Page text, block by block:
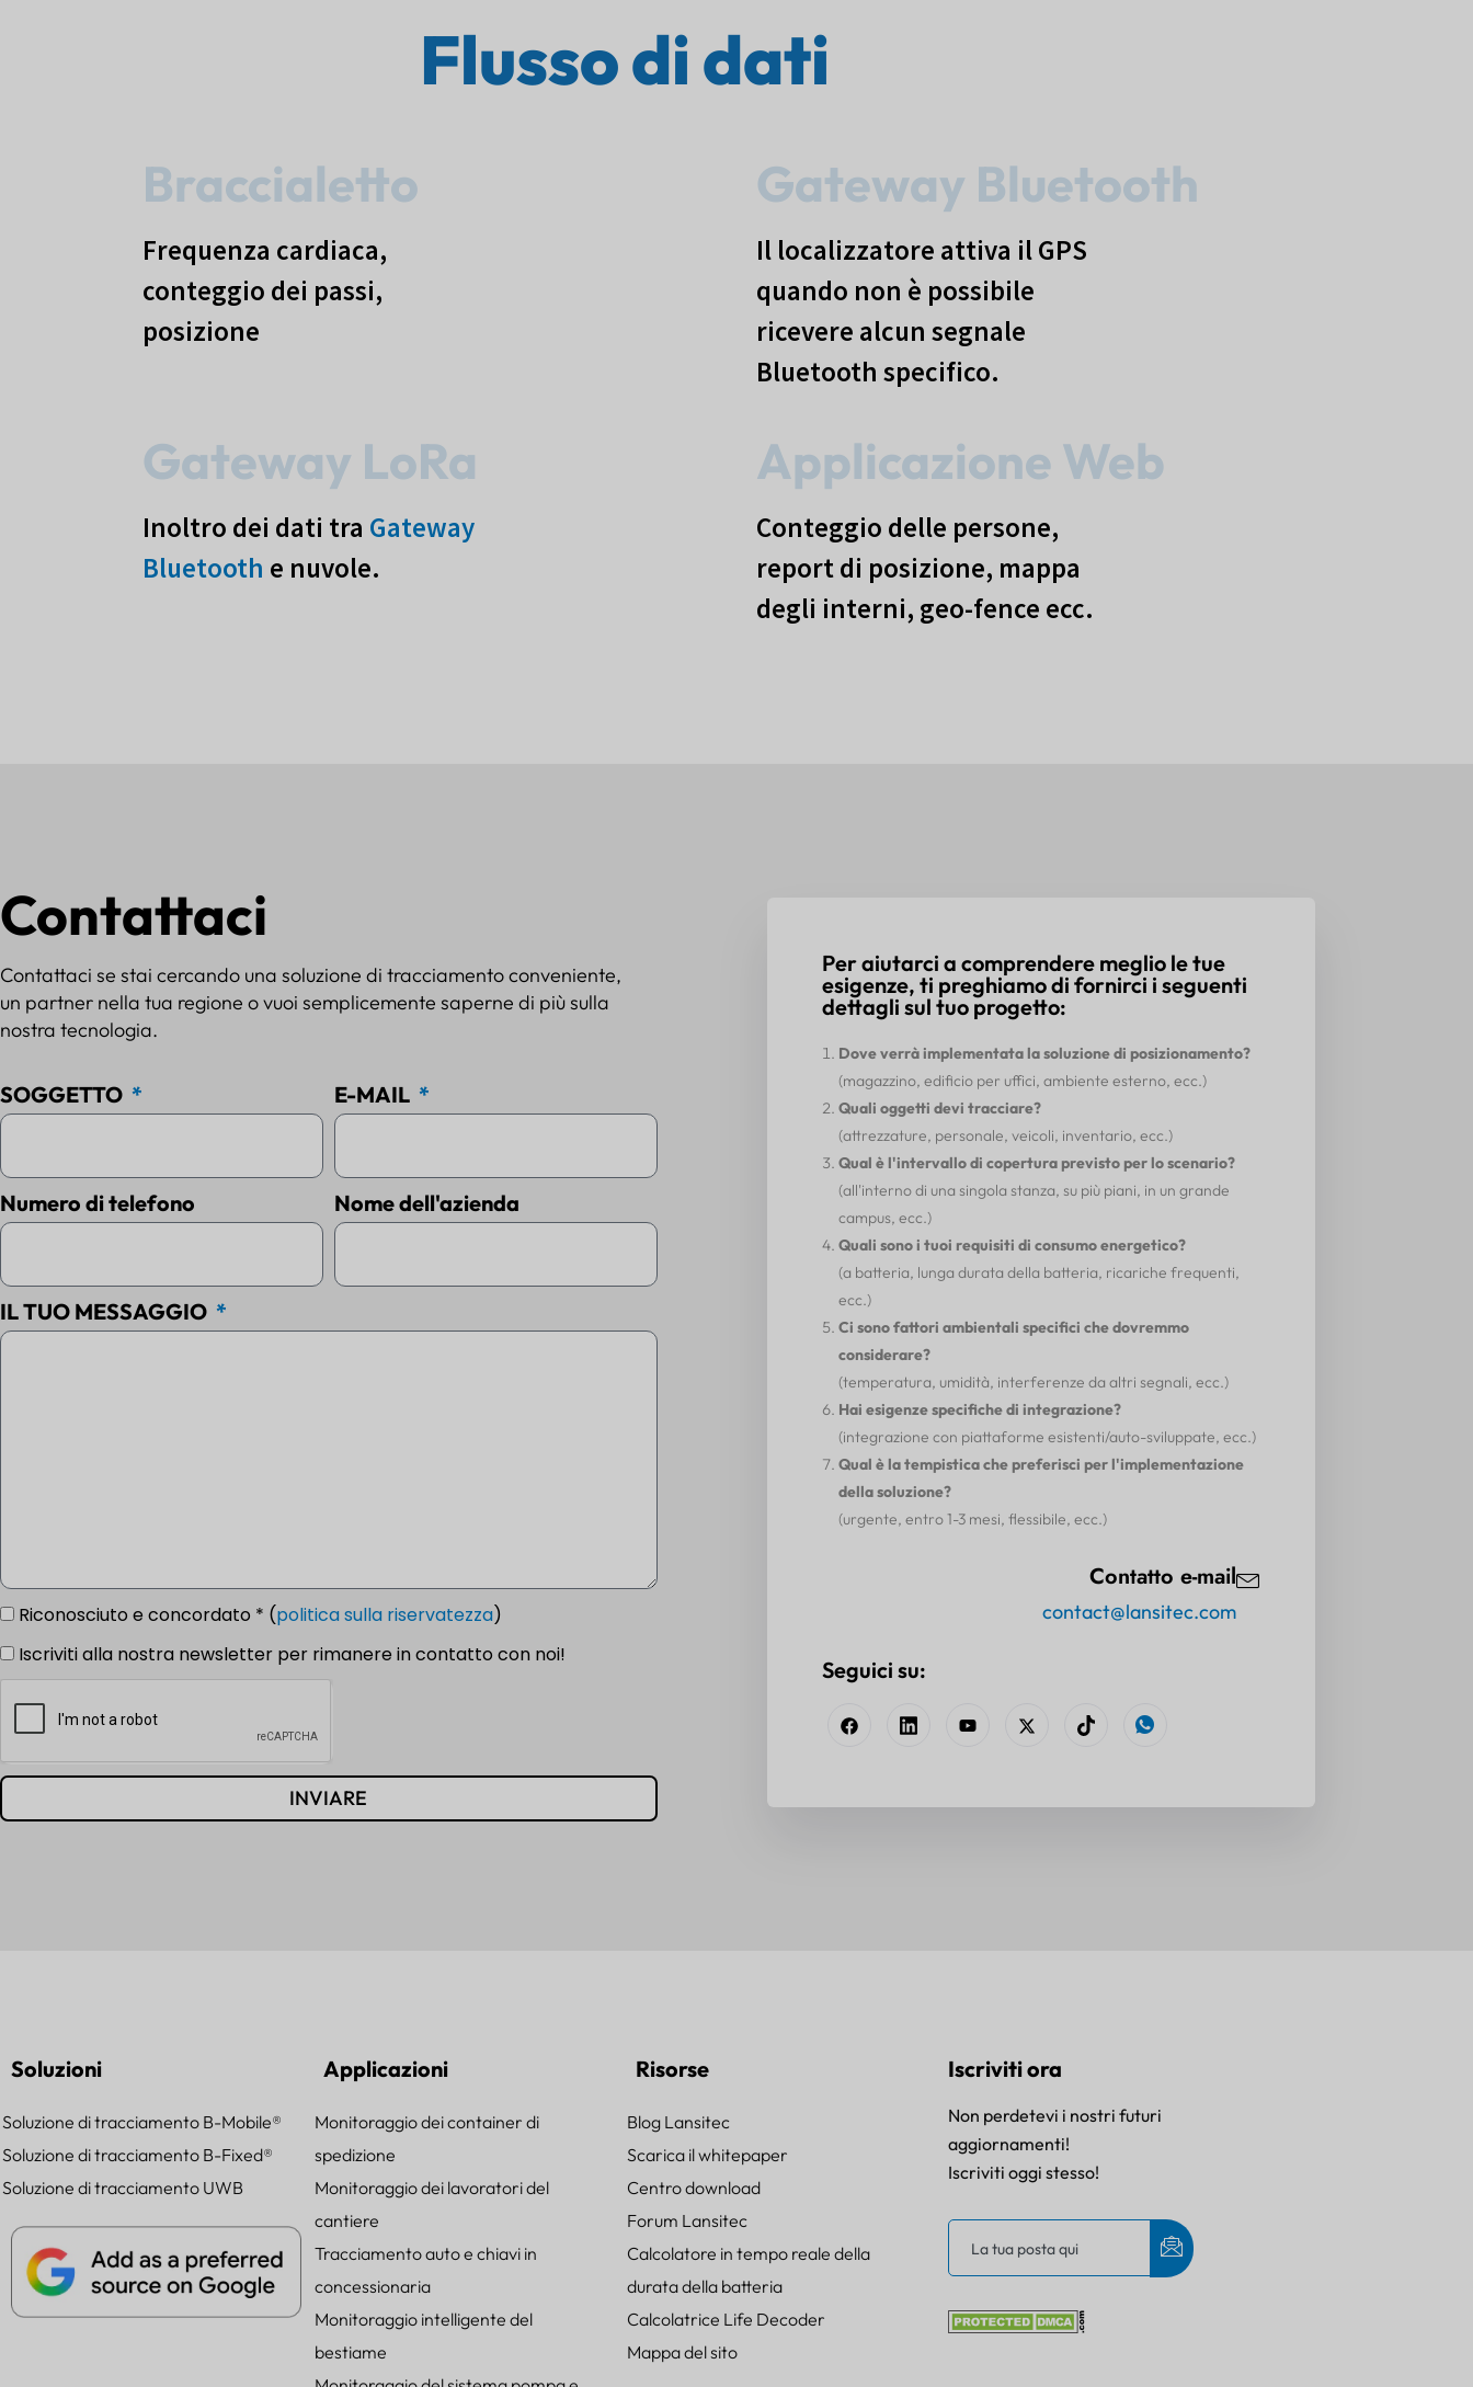
Flusso di dati
Braccialetto
Frequenza cardiaca,
conteggio dei passi,
posizione
Gateway Bluetooth
Il localizzatore attiva il GPS
quando non è possibile
ricevere alcun segnale
Bluetooth specifico.
Gateway LoRa
Inoltro dei dati tra Gateway
Bluetooth e nuvole.
Applicazione Web
Conteggio delle persone,
report di posizione, mappa
degli interni, geo-fence ecc.
Contattaci
Contattaci se stai cercando una soluzione di tracciamento conveniente,
un partner nella tua regione o vuoi semplicemente saperne di più sulla
nostra tecnologia.
SOGGETTO E-MAIL
Numero di telefono Nome dell'azienda
IL TUO MESSAGGIO
Riconosciuto e concordato * (politica sulla riservatezza)
Iscriviti alla nostra newsletter per rimanere in contatto con noi!
INVIARE
Per aiutarci a comprendere meglio le tue
esigenze, ti preghiamo di fornirci i seguenti
dettagli sul tuo progetto:
Dove verrà implementata la soluzione di posizionamento?
(magazzino, edificio per uffici, ambiente esterno, ecc.)
Quali oggetti devi tracciare?
(attrezzature, personale, veicoli, inventario, ecc.)
Qual è l'intervallo di copertura previsto per lo scenario?
(all'interno di una singola stanza, su più piani, in un grande
campus, ecc.)
Quali sono i tuoi requisiti di consumo energetico?
(a batteria, lunga durata della batteria, ricariche frequenti,
ecc.)
Ci sono fattori ambientali specifici che dovremmo
considerare?
(temperatura, umidità, interferenze da altri segnali, ecc.)
Hai esigenze specifiche di integrazione?
(integrazione con piattaforme esistenti/auto-sviluppate, ecc.)
Qual è la tempistica che preferisci per l'implementazione
della soluzione?
(urgente, entro 1-3 mesi, flessibile, ecc.)
Contatto e-mail
contact@lansitec.com
Seguici su:
Soluzioni
Soluzione di tracciamento B-Mobile®
Soluzione di tracciamento B-Fixed®
Soluzione di tracciamento UWB
Applicazioni
Monitoraggio dei container di
spedizione
Monitoraggio dei lavoratori del
cantiere
Tracciamento auto e chiavi in
concessionaria
Monitoraggio intelligente del
bestiame
Risorse
Blog Lansitec
Scarica il whitepaper
Centro download
Forum Lansitec
Calcolatore in tempo reale della
durata della batteria
Calcolatrice Life Decoder
Mappa del sito
Iscriviti ora
Non perdetevi i nostri futuri
aggiornamenti!
Iscriviti oggi stesso!